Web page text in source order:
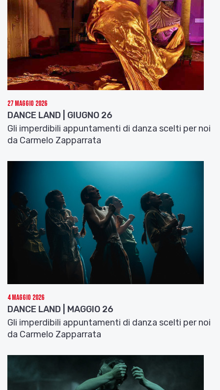
RAVENNA
Compagnie Hervé Koubi
“Les Nuits Barbares”, coreografie di Hervé Koubi
23 aprile ore 20:30
24 aprile ore 15:30
Teatro Alighieri, Ravenna
27 Maggio 2026
DANCE LAND | GIUGNO 26
Gli imperdibili appuntamenti di danza scelti per noi
da Carmelo Zapparrata
4 Maggio 2026
DANCE LAND | MAGGIO 26
Gli imperdibili appuntamenti di danza scelti per noi
da Carmelo Zapparrata